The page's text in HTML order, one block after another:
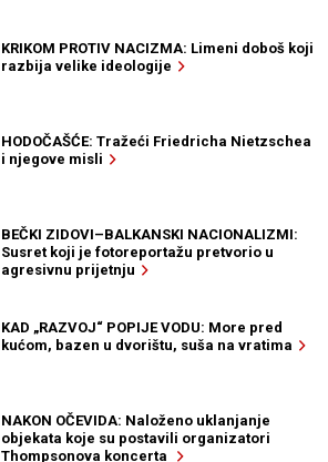
KRIKOM PROTIV NACIZMA: Limeni doboš koji
razbija velike ideologije
HODOČAŠĆE: Tražeći Friedricha Nietzschea
i njegove misli
BEČKI ZIDOVI–BALKANSKI NACIONALIZMI:
Susret koji je fotoreportažu pretvorio u
agresivnu prijetnju
KAD „RAZVOJ“ POPIJE VODU: More pred
kućom, bazen u dvorištu, suša na vratima
NAKON OČEVIDA: Naloženo uklanjanje
objekata koje su postavili organizatori
Thompsonova koncerta